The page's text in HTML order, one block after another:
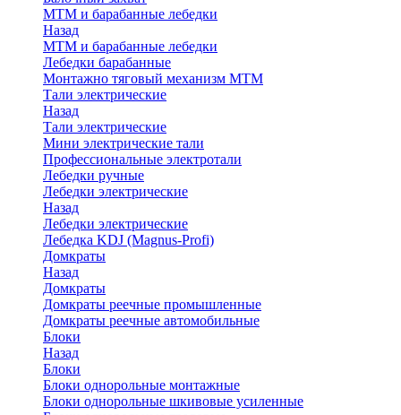
МТМ и барабанные лебедки
Назад
МТМ и барабанные лебедки
Лебедки барабанные
Монтажно тяговый механизм МТМ
Тали электрические
Назад
Тали электрические
Мини электрические тали
Профессиональные электротали
Лебедки ручные
Лебедки электрические
Назад
Лебедки электрические
Лебедка KDJ (Magnus-Profi)
Домкраты
Назад
Домкраты
Домкраты реечные промышленные
Домкраты реечные автомобильные
Блоки
Назад
Блоки
Блоки однорольные монтажные
Блоки однорольные шкивовые усиленные